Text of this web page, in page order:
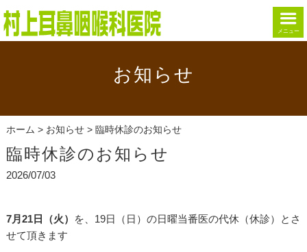
メニュー
お知らせ
ホーム > お知らせ> 臨時休診のお知らせ
臨時休診のお知らせ
2026/07/03
7月21日（火）
を、19日（日）の日曜当番医の代休（休診）とさ
せて頂きます